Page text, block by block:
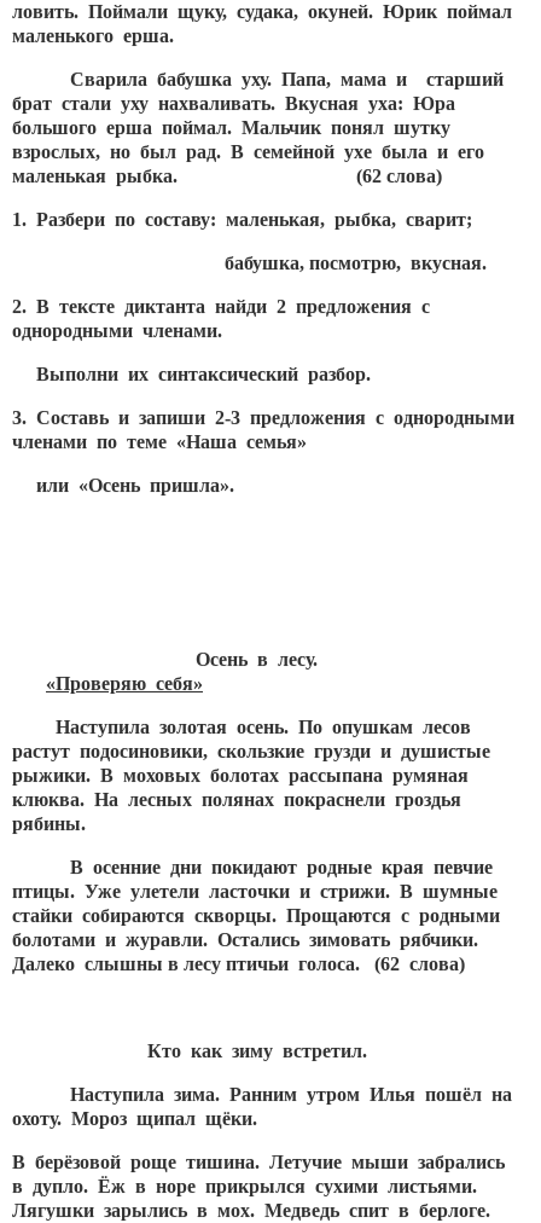
ловить. Поймали щуку, судака, окуней. Юрик поймал
маленького ерша.
Сварила бабушка уху. Папа, мама и старший
брат стали уху нахваливать. Вкусная уха: Юра
большого ерша поймал. Мальчик понял шутку
взрослых, но был рад. В семейной ухе была и его
маленькая рыбка.
(62 слова)
1. Разбери по составу: маленькая, рыбка, сварит;
бабушка, посмотрю, вкусная.
2. В тексте диктанта найди 2 предложения с
однородными членами.
Выполни их синтаксический разбор.
3. Составь и запиши 2-3 предложения с однородными
членами по теме «Наша семья»
или «Осень пришла».
Осень в лесу.
«Проверяю себя»
Наступила золотая осень. По опушкам лесов
растут подосиновики, скользкие грузди и душистые
рыжики. В моховых болотах рассыпана румяная
клюква. На лесных полянах покраснели гроздья
рябины.
В осенние дни покидают родные края певчие
птицы. Уже улетели ласточки и стрижи. В шумные
стайки собираются скворцы. Прощаются с родными
болотами и журавли. Остались зимовать рябчики.
Далеко слышны в лесу птичьи голоса. (62 слова)
Кто как зиму встретил.
Наступила зима. Ранним утром Илья пошёл на
охоту. Мороз щипал щёки.
В берёзовой роще тишина. Летучие мыши забрались
в дупло. Ёж в норе прикрылся сухими листьями.
Лягушки зарылись в мох. Медведь спит в берлоге.